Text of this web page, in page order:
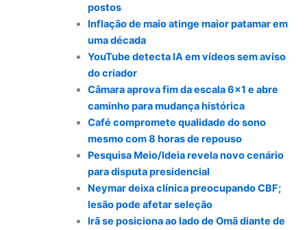
postos
Inflação de maio atinge maior patamar em
uma década
YouTube detecta IA em vídeos sem aviso
do criador
Câmara aprova fim da escala 6×1 e abre
caminho para mudança histórica
Café compromete qualidade do sono
mesmo com 8 horas de repouso
Pesquisa Meio/Ideia revela novo cenário
para disputa presidencial
Neymar deixa clínica preocupando CBF;
lesão pode afetar seleção
Irã se posiciona ao lado de Omã diante de